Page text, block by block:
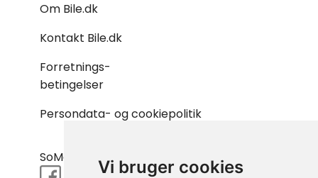
Vi bruger cookies
Om Bile.dk
Kontakt Bile.dk
Forretnings-
betingelser
Persondata- og cookiepolitik
SoMe: